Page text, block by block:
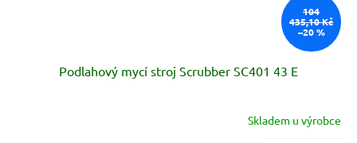
104
435,10 Kč
–20 %
Podlahový mycí stroj Scrubber SC401 43 E
Skladem u výrobce